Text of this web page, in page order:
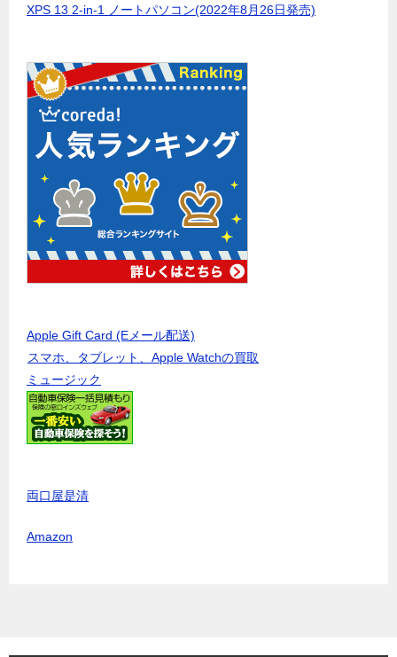
XPS 13 2-in-1 ノートパソコン(2022年8月26日発売)
Apple Gift Card (Eメール配送)
スマホ、タブレット、Apple Watchの買取
ミュージック
両口屋是清
Amazon